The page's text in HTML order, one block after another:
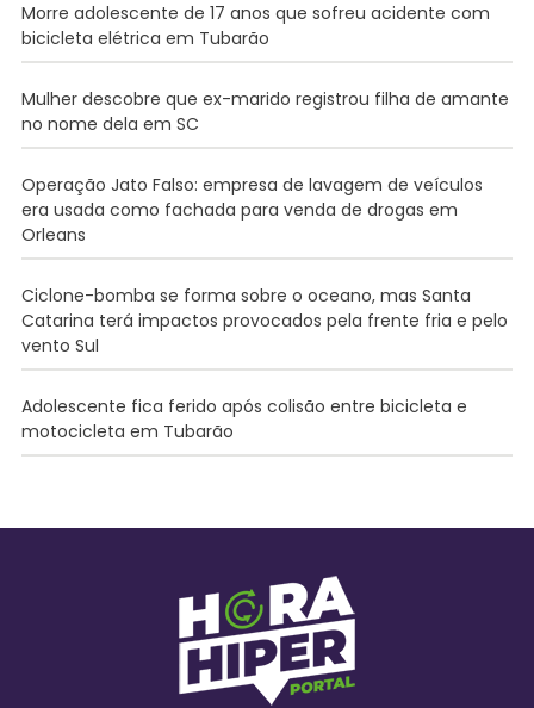
Morre adolescente de 17 anos que sofreu acidente com
bicicleta elétrica em Tubarão
Mulher descobre que ex-marido registrou filha de amante
no nome dela em SC
Operação Jato Falso: empresa de lavagem de veículos
era usada como fachada para venda de drogas em
Orleans
Ciclone-bomba se forma sobre o oceano, mas Santa
Catarina terá impactos provocados pela frente fria e pelo
vento Sul
Adolescente fica ferido após colisão entre bicicleta e
motocicleta em Tubarão